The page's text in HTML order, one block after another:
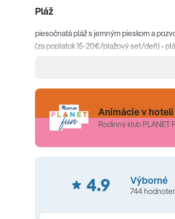
Pláž
piesočnatá pláž s jemným pieskom a
(za poplatok 15-20€/plažový set/deň) •
Ubytovanie
balkón alebo terasa na slnenie • kúpeľňa
Wi-Fi (zdarma) • chladnička • trezor
Štandardná izba (20-28 m2, s
možnosťou 2 prísteliek s bočným
s možnosťou 2 prísteliek (1 miestnosť),
podľa izieb)
Animácie v hoteli
Rodinný klub PLANET
4.9 Výborné
744